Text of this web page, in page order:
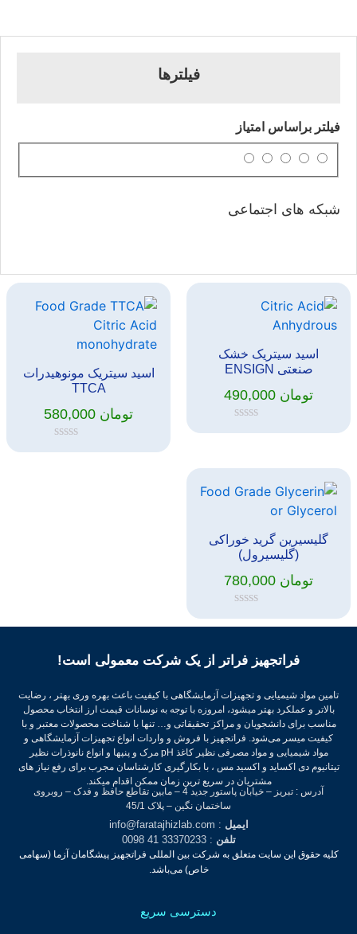
فیلترها
فیلتر براساس امتیاز
شبکه های اجتماعی
اسید سیتریک خشک
صنعتی ENSIGN
تومان490,000
امتیاز
5
اسید سیتریک مونوهیدرات
TTCA
تومان580,000
امتیاز
گلیسیرین گرید خوراکی
(گلیسیرول)
تومان780,000
امتیاز
0
5
فراتجهیز فراتر از یک شرکت معمولی است!
تامین مواد شیمیایی و تجهیزات آزمایشگاهی با کیفیت باعث بهره وری بهتر ، رضایت
بالاتر و عملکرد بهتر میشود، امروزه با توجه به نوسانات قیمت ارز انتخاب محصول
مناسب برای دانشجویان و مراکز تحقیقاتی و… تنها با شناخت محصولات معتبر و با
کیفیت میسر می‌شود. فراتجهیز با فروش و واردات انواع تجهیزات آزمایشگاهی و
مواد شیمیایی و مواد مصرفی نظیر کاغذ pH مرک و پنپها و انواع نانوذرات نظیر
تیتانیوم دی اکساید و اکسید مس ، با بکارگیری کارشناسان مجرب برای رفع نیاز های
مشتریان در سریع ترین زمان ممکن اقدام میکند.
آدرس : تبریز – خیابان پاستور جدید 4 – مابین تقاطع حافظ و فدک – روبروی
ساختمان نگین – پلاک 45/1
ایمیل: info@faratajhizlab.com
تلفن: 33370233 41 0098
کلیه حقوق این سایت متعلق به شرکت بین المللی فراتجهیز پیشگامان آزما (سهامی
خاص) می‌باشد.
دسترسی سریع